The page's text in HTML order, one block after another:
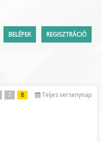
BELÉPEK REGISZTRÁCIÓ
Teljes versenynap
7 8